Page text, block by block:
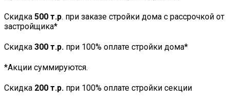
Скидка 500 т.р. при заказе стройки дома с рассрочкой от
застройщика*
Скидка 300 т.р. при 100% оплате стройки дома*
*Акции суммируются.
Скидка 200 т.р. при 100% оплате стройки секции